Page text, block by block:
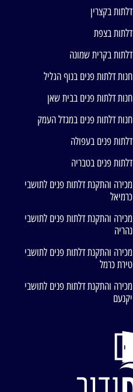
דלתות בקצרין
דלתות בצפת
דלתות בקרית שמונה
חנות דלתות פנים בנוף הגליל
חנות דלתות פנים בבית שאן
חנות דלתות פנים במגדל העמק
דלתות פנים בעפולה
דלתות פנים בטבריה
מכירה והתקנת דלתות פנים לתושבי
כרמיאל
מכירה והתקנת דלתות פנים לתושבי
נהריה
מכירה והתקנת דלתות פנים לתושבי
טירת כרמל
מכירה והתקנת דלתות פנים לתושבי
יקנעם